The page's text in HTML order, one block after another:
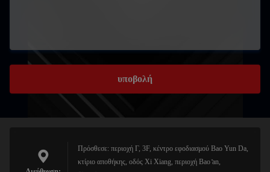
υποβολή
Πρόσθεσε: περιοχή Γ, 3F, κέντρο εφοδιασμού Bao Yun Da,
κτίριο αποθήκης, οδός Xi Xiang, περιοχή Bao ̊an,